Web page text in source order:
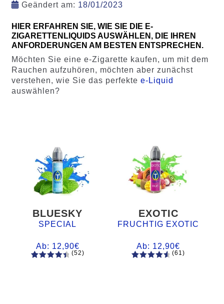
Geändert am: 18/01/2023
HIER ERFAHREN SIE, WIE SIE DIE E-
ZIGARETTENLIQUIDS AUSWÄHLEN, DIE IHREN
ANFORDERUNGEN AM BESTEN ENTSPRECHEN.
Möchten Sie eine e-Zigarette kaufen, um mit dem
Rauchen aufzuhören, möchten aber zunächst
verstehen, wie Sie das perfekte e-Liquid
auswählen?
BLUESKY
SPECIAL
Ab: 12,90€
(52)
EXOTIC
FRUCHTIG EXOTIC
Ab: 12,90€
(61)